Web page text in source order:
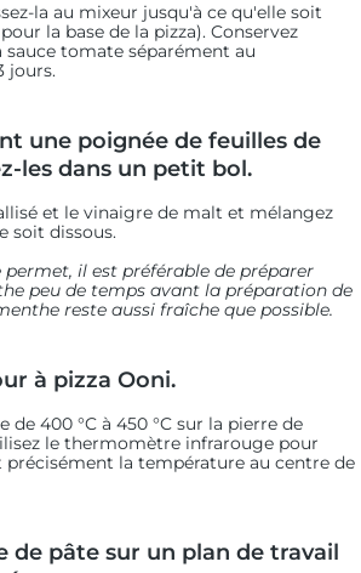
la au mixeur jusqu'à ce qu'elle soit
la base de la pizza). Conservez
tomate séparément au
jours.
une poignée de feuilles de
les dans un petit bol.
et le vinaigre de malt et mélangez
soit dissous.
permet, il est préférable de préparer
peu de temps avant la préparation de
reste aussi fraîche que possible.
à pizza Ooni.
de 400 °C à 450 °C sur la pierre de
le thermomètre infrarouge pour
la température au centre de
de pâte sur un plan de travail